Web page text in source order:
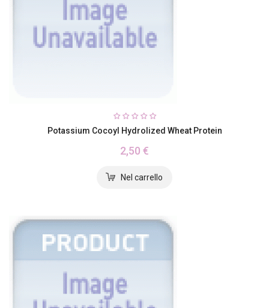
Potassium Cocoyl Hydrolized Wheat Protein
2,50 €